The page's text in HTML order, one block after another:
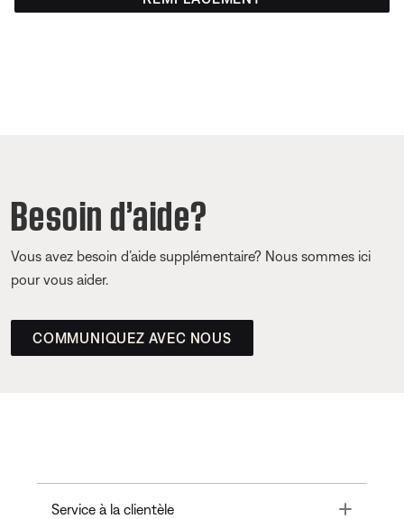
Besoin d’aide?
Vous avez besoin d’aide supplémentaire? Nous sommes ici
pour vous aider.
COMMUNIQUEZ AVEC NOUS
Service à la clientèle Toggle